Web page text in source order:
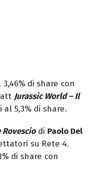
di share con
Jurassic World – Il
5,3% di share.
di Paolo Del
su Rete 4.
di share con